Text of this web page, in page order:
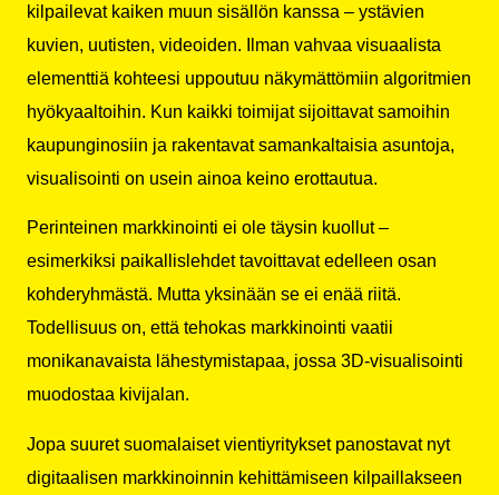
kilpailevat kaiken muun sisällön kanssa – ystävien
kuvien, uutisten, videoiden. Ilman vahvaa visuaalista
elementtiä kohteesi uppoutuu näkymättömiin algoritmien
hyökyaaltoihin. Kun kaikki toimijat sijoittavat samoihin
kaupunginosiin ja rakentavat samankaltaisia asuntoja,
visualisointi on usein ainoa keino erottautua.
Perinteinen markkinointi ei ole täysin kuollut –
esimerkiksi paikallislehdet tavoittavat edelleen osan
kohderyhmästä. Mutta yksinään se ei enää riitä.
Todellisuus on, että tehokas markkinointi vaatii
monikanavaista lähestymistapaa, jossa 3D-visualisointi
muodostaa kivijalan.
Jopa suuret suomalaiset vientiyritykset panostavat nyt
digitaalisen markkinoinnin kehittämiseen kilpaillakseen